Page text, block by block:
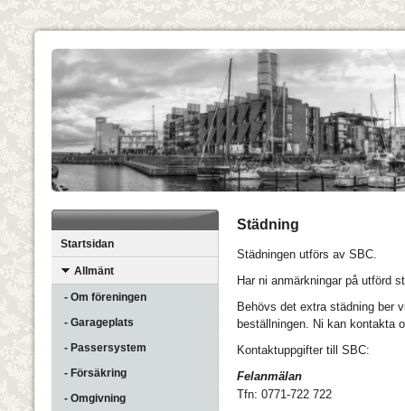
Startsidan
Allmänt
- Om föreningen
- Garageplats
- Passersystem
- Försäkring
- Omgivning
Städning
Städningen utförs av SBC.
Har ni anmärkningar på utförd
Behövs det extra städning ber
beställningen. Ni kan kontakta
Kontaktuppgifter till SBC:
Felanmälan
Tfn: 0771-722 722